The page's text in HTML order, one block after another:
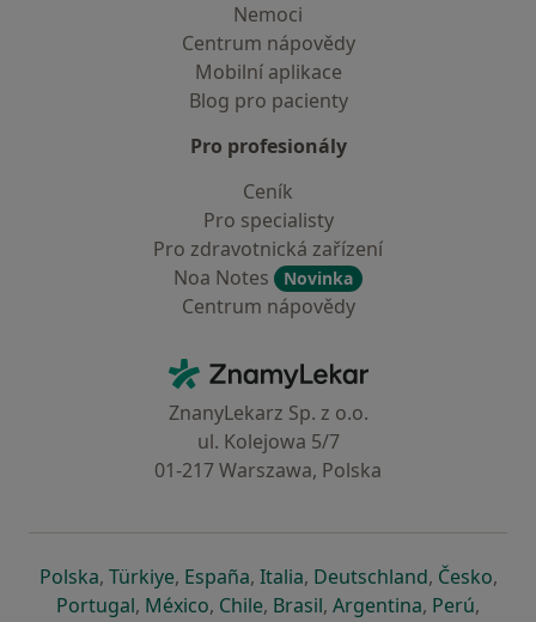
Nemoci
Centrum nápovědy
Mobilní aplikace
Blog pro pacienty
Pro profesionály
Ceník
Pro specialisty
Pro zdravotnická zařízení
Noa Notes
Novinka
Centrum nápovědy
ZnamyLekar - Hlavní stránka
ZnanyLekarz Sp. z o.o.
ul. Kolejowa 5/7
01-217 Warszawa, Polska
Polskase otevře v nové záložce
, Türkiyese otevře v nové záložce
, Españase otevře v nové záložce
, Italiase otevře v nové záložce
, Deutschlandse otevře v
, Českose
,
Portugalse otevře v nové záložce
, Méxicose otevře v nové záložce
, Chilese otevře v nové záložce
, Brasilse otevře v nové
, Argentinase otevře v
, Perúse
,